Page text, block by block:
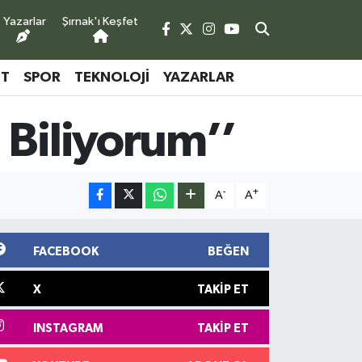
Yazarlar Şırnak'ı Keşfet
SPOR TEKNOLOJI YAZARLAR
A- A+
FACEBOOK BEĞEN
X TAKIP ET
INSTAGRAM TAKIP ET